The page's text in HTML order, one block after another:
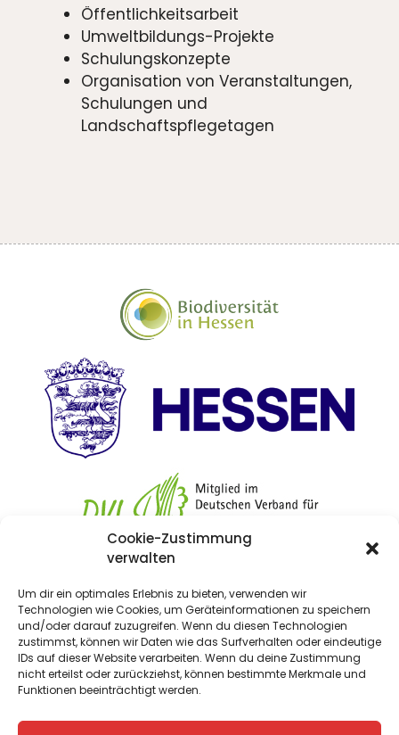
Cookie-Zustimmung
verwalten
Um dir ein optimales Erlebnis zu bieten, verwenden wir
Technologien wie Cookies, um Geräteinformationen zu speichern
und/oder darauf zuzugreifen. Wenn du diesen Technologien
zustimmst, können wir Daten wie das Surfverhalten oder eindeutige
IDs auf dieser Website verarbeiten. Wenn du deine Zustimmung
nicht erteilst oder zurückziehst, können bestimmte Merkmale und
Funktionen beeinträchtigt werden.
Öffentlichkeitsarbeit
Umweltbildungs-Projekte
Schulungskonzepte
Organisation von Veranstaltungen,
Schulungen und
Landschaftspflegetagen
Landschaftspflegeverband
Kreis Bergstraße e.V.
Nibelungenstraße 280 I 64686 Lautertal
ImpressumIDatenschutzIKontakt